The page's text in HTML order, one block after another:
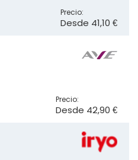
Precio:
Desde 41,10 €
Precio:
Desde 42,90 €